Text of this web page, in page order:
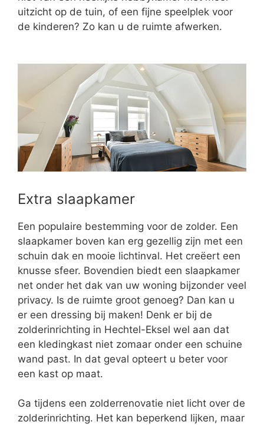
uitzicht op de tuin, of een fijne speelplek voor
de kinderen? Zo kan u de ruimte afwerken.
Extra slaapkamer
Een populaire bestemming voor de zolder. Een
slaapkamer boven kan erg gezellig zijn met een
schuin dak en mooie lichtinval. Het creëert een
knusse sfeer. Bovendien biedt een slaapkamer
net onder het dak van uw woning bijzonder veel
privacy. Is de ruimte groot genoeg? Dan kan u
er een dressing bij maken! Denk er bij de
zolderinrichting in Hechtel-Eksel wel aan dat
een kledingkast niet zomaar onder een schuine
wand past. In dat geval opteert u beter voor
een kast op maat.
Ga tijdens een zolderrenovatie niet licht over de
zolderinrichting. Het kan beperkend lijken, maar